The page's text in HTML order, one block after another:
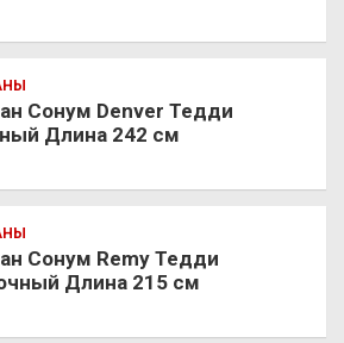
Сонум Denver Тедди
Длина 242 см
Сонум Remy Тедди
Длина 215 см